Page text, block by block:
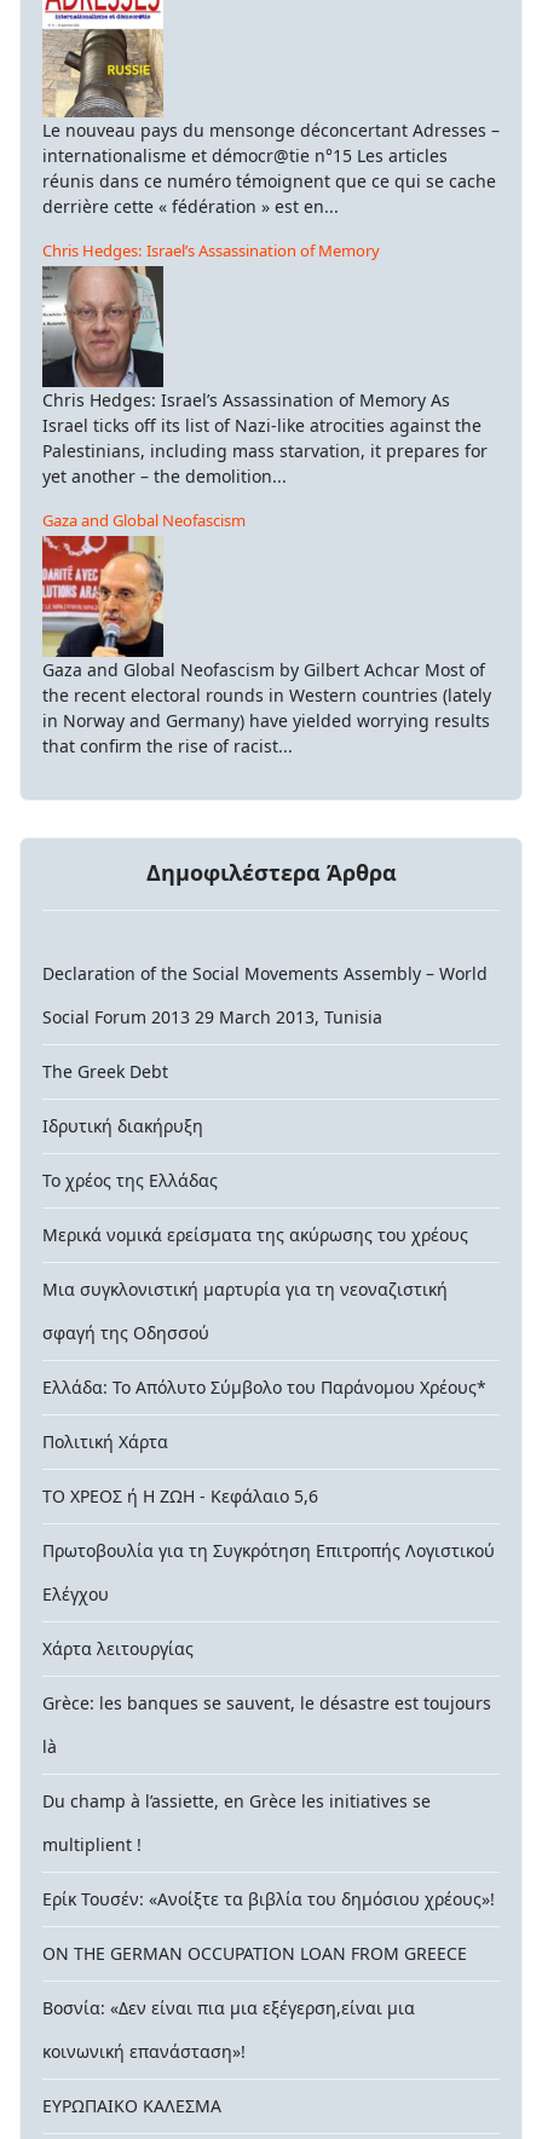
Le nouveau pays du mensonge déconcertant Adresses –
internationalisme et démocr@tie n°15 Les articles
réunis dans ce numéro témoignent que ce qui se cache
derrière cette « fédération » est en...
Chris Hedges: Israel’s Assassination of Memory
Chris Hedges: Israel’s Assassination of Memory As
Israel ticks off its list of Nazi-like atrocities against the
Palestinians, including mass starvation, it prepares for
yet another – the demolition...
Gaza and Global Neofascism
Gaza and Global Neofascism by Gilbert Achcar Most of
the recent electoral rounds in Western countries (lately
in Norway and Germany) have yielded worrying results
that confirm the rise of racist...
Δημοφιλέστερα Άρθρα
Declaration of the Social Movements Assembly – World
Social Forum 2013 29 March 2013, Tunisia
The Greek Debt
Ιδρυτική διακήρυξη
Το χρέος της Ελλάδας
Μερικά νομικά ερείσματα της ακύρωσης του χρέους
Μια συγκλονιστική μαρτυρία για τη νεοναζιστική
σφαγή της Οδησσού
Ελλάδα: Το Απόλυτο Σύμβολο του Παράνομου Χρέους*
Πολιτική Χάρτα
ΤΟ ΧΡΕΟΣ ή Η ΖΩΗ - Κεφάλαιο 5,6
Πρωτοβουλία για τη Συγκρότηση Επιτροπής Λογιστικού
Ελέγχου
Χάρτα λειτουργίας
Grèce: les banques se sauvent, le désastre est toujours
là
Du champ à l’assiette, en Grèce les initiatives se
multiplient !
Ερίκ Τουσέν: «Ανοίξτε τα βιβλία του δημόσιου χρέους»!
ON THE GERMAN OCCUPATION LOAN FROM GREECE
Βοσνία: «Δεν είναι πια μια εξέγερση,είναι μια
κοινωνική επανάσταση»!
ΕΥΡΩΠΑΙΚΟ ΚΑΛΕΣΜΑ